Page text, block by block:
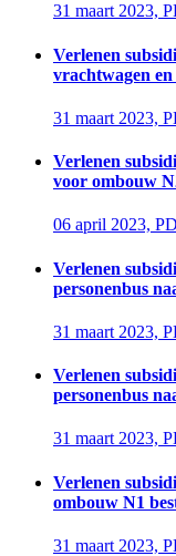
31 maart 2023,
Verlenen
vrachtwagen
31 maart 2023,
Verlenen
voor ombouw
06 april 2023,
Verlenen
personenbus
31 maart 2023,
Verlenen
personenbus
31 maart 2023,
Verlenen
ombouw N1
31 maart 2023,